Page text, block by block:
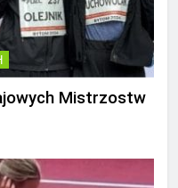
Mistrzostw